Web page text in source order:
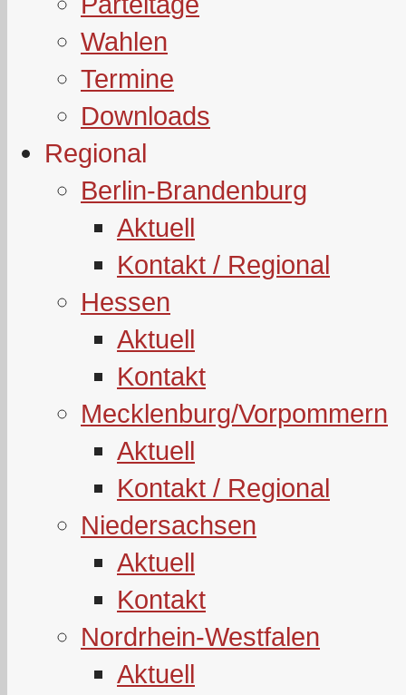
Wahlen
Termine
Downloads
Regional
Berlin-Brandenburg
Aktuell
Kontakt / Regional
Hessen
Aktuell
Kontakt
Mecklenburg/Vorpommern
Aktuell
Kontakt / Regional
Niedersachsen
Aktuell
Kontakt
Nordrhein-Westfalen
Aktuell